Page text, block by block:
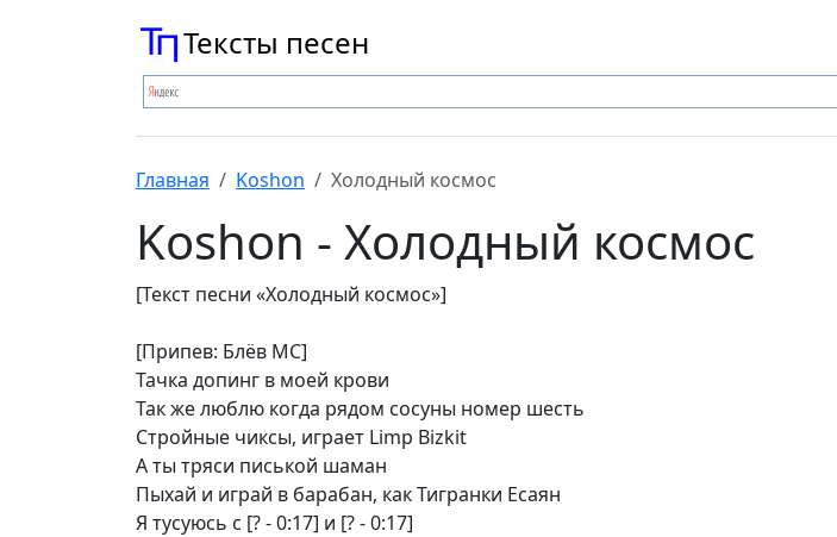
Тексты песен
Главная Koshon Холодный космос
Koshon - Холодный космос
[Текст песни «Холодный космос»]
[Припев: Блёв МС]
Тачка допинг в моей крови
Так же люблю когда рядом сосуны номер шесть
Стройные чиксы, играет Limp Bizkit
А ты тряси писькой шаман
Пыхай и играй в барабан, как Тигранки Есаян
Я тусуюсь с [? - 0:17] и [? - 0:17]